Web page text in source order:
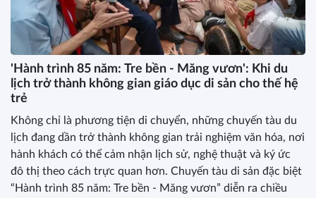
'Hành trình 85 năm: Tre bền - Măng vươn': Khi du
lịch trở thành không gian giáo dục di sản cho thế hệ
trẻ
Không chỉ là phương tiện di chuyển, những chuyến tàu du
lịch đang dần trở thành không gian trải nghiệm văn hóa, nơi
hành khách có thể cảm nhận lịch sử, nghệ thuật và ký ức
đô thị theo cách trực quan hơn. Chuyến tàu di sản đặc biệt
“Hành trình 85 năm: Tre bền - Măng vươn” diễn ra chiều